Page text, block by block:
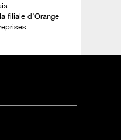
filiale d’Orange